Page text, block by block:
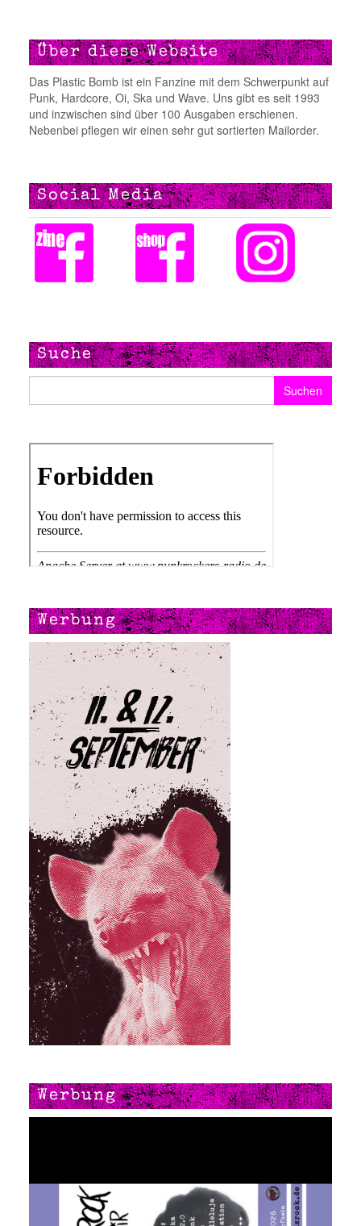
Über diese Website
Das Plastic Bomb ist ein Fanzine mit dem Schwerpunkt auf
Punk, Hardcore, Oi, Ska und Wave. Uns gibt es seit 1993
und inzwischen sind über 100 Ausgaben erschienen.
Nebenbei pflegen wir einen sehr gut sortierten Mailorder.
Social Media
Suche
Werbung
Werbung